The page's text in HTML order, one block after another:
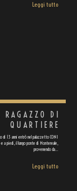
Leggi tutto
RAGAZZO DI
QUARTIERE
13 anni entrò nel palazzetto CONI
a piedi, il lungo ponte di Montereale,
provenendo da…
Leggi tutto